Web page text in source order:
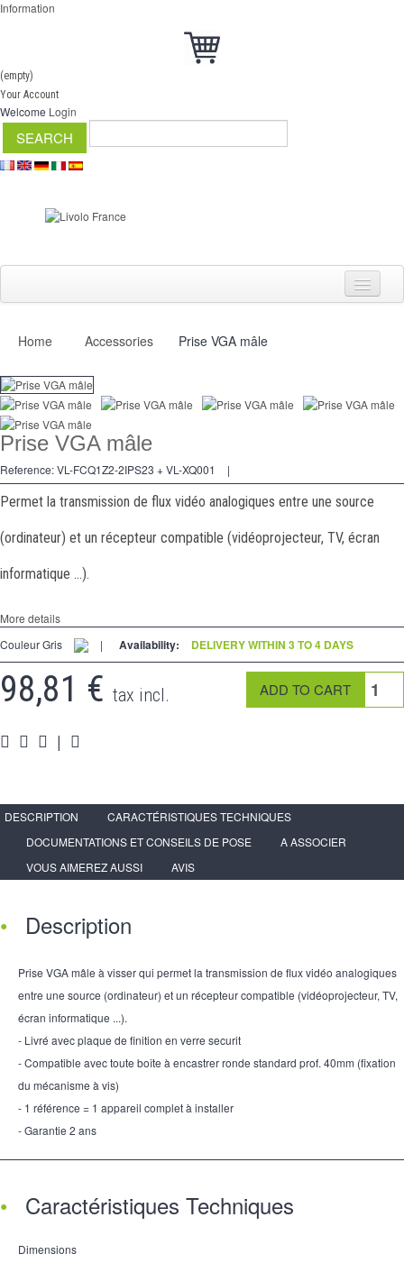
Information
(empty)
Your Account
Welcome Login
Switch
Dimmer
2 Ways
Spéciales
Accessories
Pièces
Espace PRO
Home Accessories Prise VGA mâle
Prise VGA mâle
Reference:VL-FCQ1Z2-2IPS23 + VL-XQ001 |
Permet la transmission de flux vidéo analogiques entre une source
(ordinateur) et un récepteur compatible (vidéoprojecteur, TV, écran
informatique ...).
More details
Couleur Gris
| Availability: DELIVERY WITHIN 3 TO 4 DAYS
98,81 € tax incl.
|
DESCRIPTION
CARACTÉRISTIQUES TECHNIQUES
DOCUMENTATIONS ET CONSEILS DE POSE
A ASSOCIER
VOUS AIMEREZ AUSSI
AVIS
Description
Prise VGA mâle à visser qui permet la transmission de flux vidéo analogiques
entre une source (ordinateur) et un récepteur compatible (vidéoprojecteur, TV,
écran informatique ...).
- Livré avec plaque de finition en verre securit
- Compatible avec toute boîte à encastrer ronde standard prof. 40mm (fixation
du mécanisme à vis)
- 1 référence = 1 appareil complet à installer
- Garantie 2 ans
Caractéristiques Techniques
Dimensions